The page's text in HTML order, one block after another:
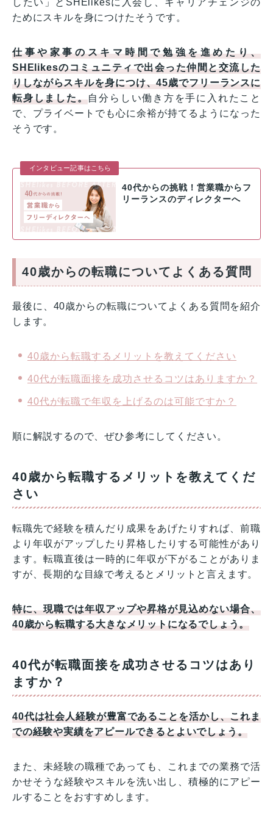
ためにスキルを身につけたそうです。
仕事や家事のスキマ時間で勉強を進めたり、
SHElikesのコミュニティで出会った仲間と交流した
りしながらスキルを身につけ、45歳でフリーランスに
転身しました。自分らしい働き方を手に入れたこと
で、プライベートでも心に余裕が持てるようになった
そうです。
インタビュー記事はこちら
40代からの挑戦！営業職からフ
リーランスのディレクターへ
40歳からの転職についてよくある質問
最後に、40歳からの転職についてよくある質問を紹介
します。
40歳から転職するメリットを教えてください
40代が転職面接を成功させるコツはありますか？
40代が転職で年収を上げるのは可能ですか？
順に解説するので、ぜひ参考にしてください。
40歳から転職するメリットを教えてくだ
さい
転職先で経験を積んだり成果をあげたりすれば、前職
より年収がアップしたり昇格したりする可能性があり
ます。転職直後は一時的に年収が下がることがありま
すが、長期的な目線で考えるとメリットと言えます。
特に、現職では年収アップや昇格が見込めない場合、
40歳から転職する大きなメリットになるでしょう。
40代が転職面接を成功させるコツはあり
ますか？
40代は社会人経験が豊富であることを活かし、これま
での経験や実績をアピールできるとよいでしょう。
また、未経験の職種であっても、これまでの業務で活
かせそうな経験やスキルを洗い出し、積極的にアピー
ルすることをおすすめします。